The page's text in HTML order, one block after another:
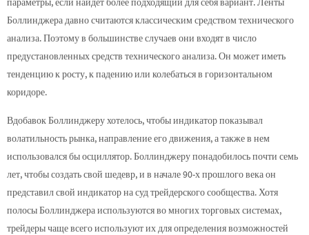
Боллинджера давно считаются классическим средством технического
анализа. Поэтому в большинстве случаев они входят в число
предустановленных средств технического анализа. Он может иметь
тенденцию к росту, к падению или колебаться в горизонтальном
коридоре.
Вдобавок Боллинджеру хотелось, чтобы индикатор показывал
волатильность рынка, направление его движения, а также в нем
использовался бы осциллятор. Боллинджеру понадобилось почти семь
лет, чтобы создать свой шедевр, и в начале 90-х прошлого века он
представил свой индикатор на суд трейдерского сообщества. Хотя
полосы Боллинджера используются во многих торговых системах,
трейдеры чаще всего используют их для определения возможностей